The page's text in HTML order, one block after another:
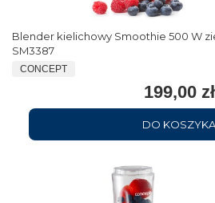
Blender kielichowy Smoothie 500 W
SM3387
CONCEPT
199,00 zł
DO KOSZYKA